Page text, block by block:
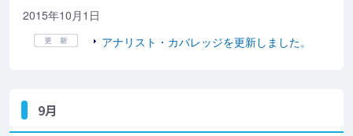
2015年10月1日
アナリスト・カバレッジを更新しました。
9月